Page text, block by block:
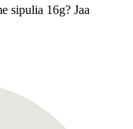
sipulia 16g? Jaa